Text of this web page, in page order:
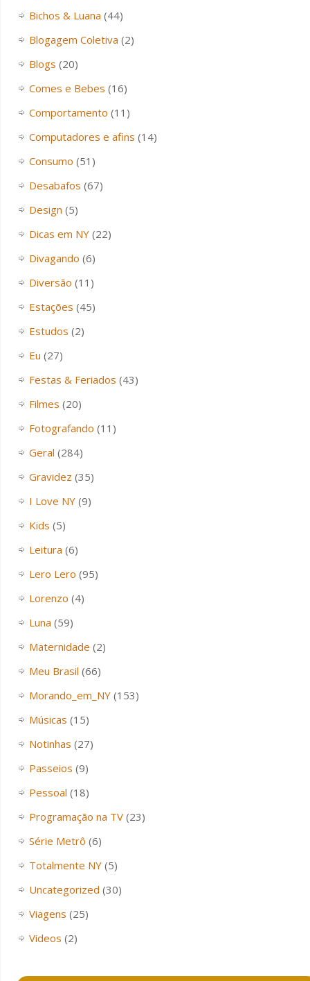
Bichos & Luana (44)
Blogagem Coletiva (2)
Blogs (20)
Comes e Bebes (16)
Comportamento (11)
Computadores e afins (14)
Consumo (51)
Desabafos (67)
Design (5)
Dicas em NY(22)
Divagando (6)
Diversão (11)
Estações (45)
Estudos (2)
Eu (27)
Festas & Feriados (43)
Filmes (20)
Fotografando (11)
Geral (284)
Gravidez (35)
I Love NY(9)
Kids (5)
Leitura (6)
Lero Lero (95)
Lorenzo (4)
Luna (59)
Maternidade (2)
Meu Brasil (66)
Morando_em_NY(153)
Músicas (15)
Notinhas (27)
Passeios (9)
Pessoal (18)
Programação na TV(23)
Série Metrô (6)
Totalmente NY(5)
Uncategorized (30)
Viagens (25)
Videos (2)